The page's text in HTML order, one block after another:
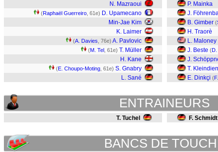
N. Mazraoui
(Raphaël Guerreiro , 61e) D. Upamecano
Min-Jae Kim
K. Laimer
(A. Davies , 76e) A. Pavlovic
(M. Tel , 61e) T. Müller
H. Kane
(E. Choupo-Moting , 61e) S. Gnabry
L. Sané
P. Mainka
J.
B. Gimber (
H. Traorè
L. Maloney
J. Beste (D.
J.
T.
E. Dinkçi (
ENTRAINEURS
T. Tuchel F. Schmidt
BANCS DE